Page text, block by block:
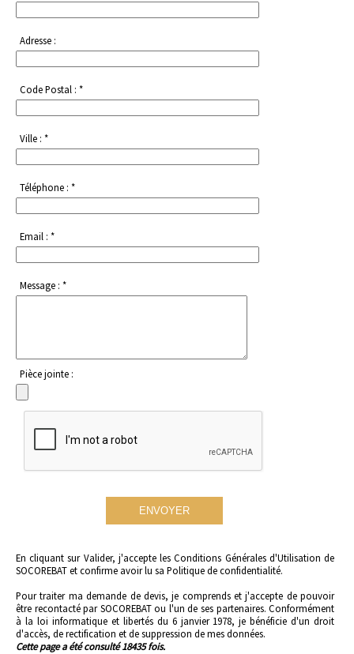
Adresse :
Code Postal : *
Ville : *
Téléphone : *
Email : *
Message : *
Pièce jointe :
En cliquant sur Valider, j'accepte lesConditions Générales d'Utilisation de
SOCOREBAT et confirme avoir lu sa Politique de confidentialité.
Pour traiter ma demande de devis, je comprends et j'accepte de pouvoir
être recontacté par SOCOREBAT ou l'un de ses partenaires. Conformément
à la loi informatique et libertés du 6 janvier 1978, je bénéficie d'un droit
d'accès, de rectification et de suppression de mes données.
Cette page a été consulté 18435 fois.